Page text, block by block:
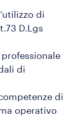
di
D.Lgs
professionale
di
di
operativo